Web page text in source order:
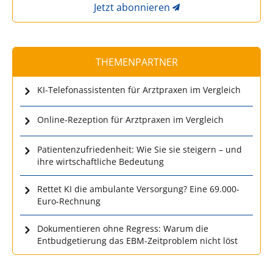
Jetzt abonnieren
THEMENPARTNER
KI-Telefonassistenten für Arztpraxen im Vergleich
Online-Rezeption für Arztpraxen im Vergleich
Patientenzufriedenheit: Wie Sie sie steigern – und
ihre wirtschaftliche Bedeutung
Rettet KI die ambulante Versorgung? Eine 69.000-
Euro-Rechnung
Dokumentieren ohne Regress: Warum die
Entbudgetierung das EBM-Zeitproblem nicht löst